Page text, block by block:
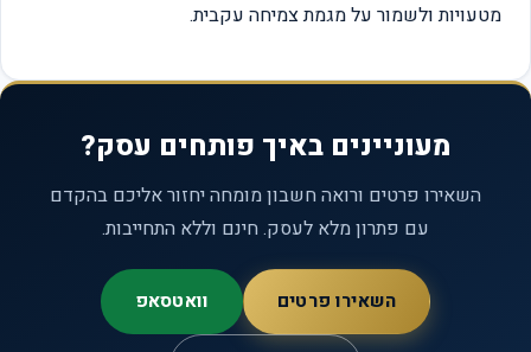
מטעויות ולשמור על מגמת צמיחה עקבית.
מעוניינים באיך פותחים עסק?
השאירו פרטים ורואה חשבון מומחה יחזור אליכם בהקדם
עם פתרון מלא לעסק. חינם וללא התחייבות.
השאירו פרטים וואטסאפ